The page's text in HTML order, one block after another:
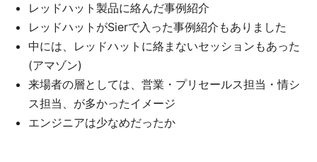
レッドハット製品に絡んだ事例紹介
レッドハットがSierで入った事例紹介もありました
中には、レッドハットに絡まないセッションもあった
(アマゾン)
来場者の層としては、営業・プリセールス担当・情シ
ス担当、が多かったイメージ
エンジニアは少なめだったか